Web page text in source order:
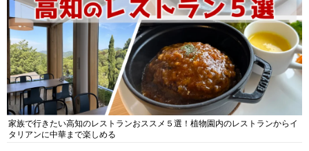
家族で行きたい高知のレストランおススメ５選！植物園内のレストランからイ
タリアンに中華まで楽しめる